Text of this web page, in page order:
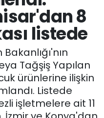
8
listede
Tağşiş Yapılan
ürünlerine ilişkin
Listede
işletmelere ait 11
ve Fikstür